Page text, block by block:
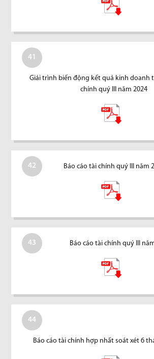
41
Giải trình biến động kết quả kinh doanh
chính quý III năm 2024
42 Báo cáo tài chính quý III năm
43 Báo cáo tài chính quý III
44
Báo cáo tài chính hợp nhất soát xét 6